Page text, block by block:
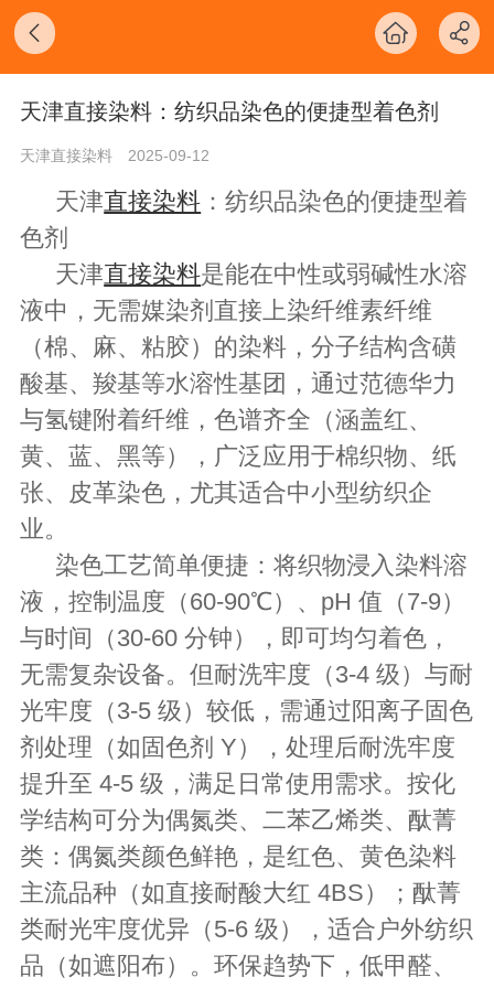
天津直接染料​：纺织品染色的便捷型着色剂​
天津直接染料 2025-09-12
天津直接染料 ：纺织品染色的便捷型着
色剂
天津直接染料是能在中性或弱碱性水溶
液中，无需媒染剂直接上染纤维素纤维
（棉、麻、粘胶）的染料，分子结构含磺
酸基、羧基等水溶性基团，通过范德华力
与氢键附着纤维，色谱齐全（涵盖红、
黄、蓝、黑等），广泛应用于棉织物、纸
张、皮革染色，尤其适合中小型纺织企
业。
染色工艺简单便捷：将织物浸入染料溶
液，控制温度（60-90℃）、pH 值（7-9）
与时间（30-60 分钟），即可均匀着色，
无需复杂设备。但耐洗牢度（3-4 级）与耐
光牢度（3-5 级）较低，需通过阳离子固色
剂处理（如固色剂 Y），处理后耐洗牢度
提升至 4-5 级，满足日常使用需求。按化
学结构可分为偶氮类、二苯乙烯类、酞菁
类：偶氮类颜色鲜艳，是红色、黄色染料
主流品种（如直接耐酸大红 4BS）；酞菁
类耐光牢度优异（5-6 级），适合户外纺织
品（如遮阳布）。环保趋势下，低甲醛、